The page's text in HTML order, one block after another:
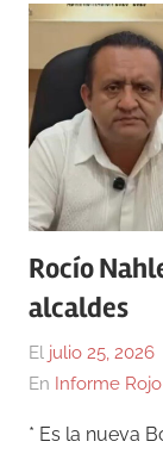
Rocío
alcaldes
El julio 25, 2026
En Informe Rojo
* Es la nueva